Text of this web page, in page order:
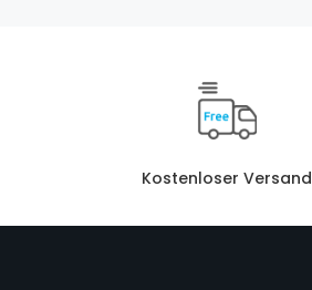
Kostenloser Versand